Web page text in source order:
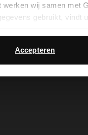
werken wij samen met
gebruikt, vindt
Accepteren